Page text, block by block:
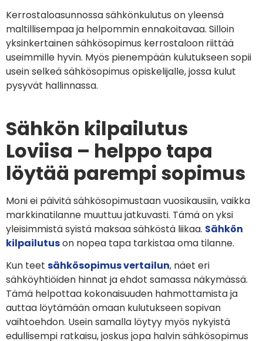
Kerrostaloasunnossa sähkönkulutus on yleensä
maltillisempaa ja helpommin ennakoitavaa. Silloin
yksinkertainen sähkösopimus kerrostaloon riittää
useimmille hyvin. Myös pienempään kulutukseen sopii
usein selkeä sähkösopimus opiskelijalle, jossa kulut
pysyvät hallinnassa.
Sähkön kilpailutus
Loviisa – helppo tapa
löytää parempi sopimus
Moni ei päivitä sähkösopimustaan vuosikausiin, vaikka
markkinatilanne muuttuu jatkuvasti. Tämä on yksi
yleisimmistä syistä maksaa sähköstä liikaa. Sähkön
kilpailutuson nopea tapa tarkistaa oma tilanne.
Kun teet sähkösopimus vertailun, näet eri
sähköyhtiöiden hinnat ja ehdot samassa näkymässä.
Tämä helpottaa kokonaisuuden hahmottamista ja
auttaa löytämään omaan kulutukseen sopivan
vaihtoehdon. Usein samalla löytyy myös nykyistä
edullisempi ratkaisu, joskus jopa halvin sähkösopimus